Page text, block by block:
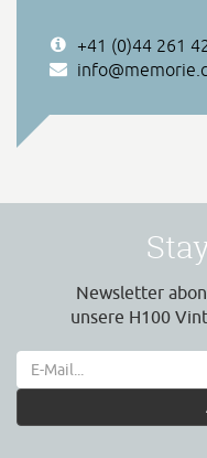
+41 (0)44 261
Newsletter
unsere H100